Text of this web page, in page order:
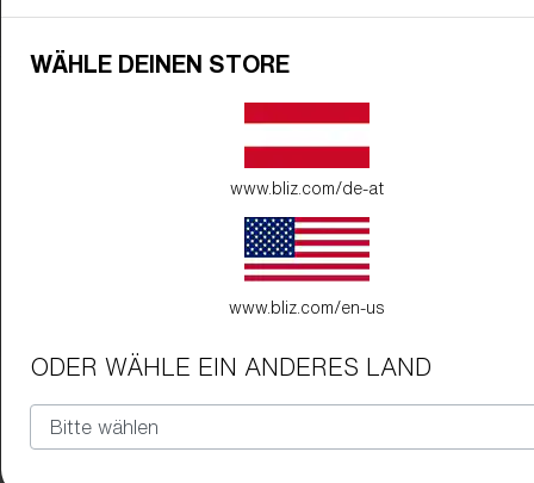
WÄHLE DEINEN STORE
www.bliz.com/de-at
www.bliz.com/en-us
ODER WÄHLE EIN ANDERES LAND